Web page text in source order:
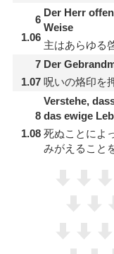
6
1.06
Der Herr
Weise
主はあらゆる
7
1.07
Der
呪いの烙印を
8
1.08
Verstehe,
das ewige
死ぬことによ
みがえること